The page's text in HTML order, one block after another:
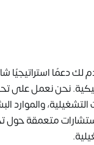
لك دعمًا
نحن نعمل على
والموارد
متعمقة حول